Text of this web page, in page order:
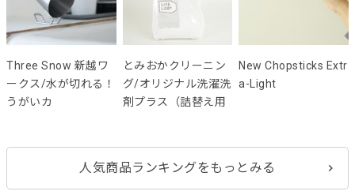
Three Snow 新越ワ
ークス/水が切れる！
うがいカ
とみおかクリーニン
グ/オリジナル洗濯洗
剤プラス（詰替え用
New Chopsticks Extr
a-Light
人気商品ランキングをもっとみる